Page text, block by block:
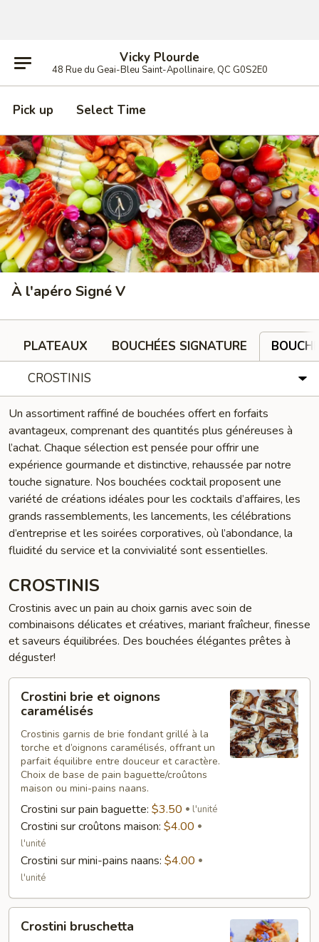
Vicky Plourde
48 Rue du Geai-Bleu Saint-Apollinaire, QC G0S2E0
Pick up Select Time
À l'apéro Signé V
PLATEAUX BOUCHÉES SIGNATURE
CROSTINIS
Un assortiment raffiné de bouchées offert en forfaits
avantageux, comprenant des quantités plus généreuses à
l’achat. Chaque sélection est pensée pour offrir une
expérience gourmande et distinctive, rehaussée par notre
touche signature. Nos bouchées cocktail proposent une
variété de créations idéales pour les cocktails d’affaires, les
grands rassemblements, les lancements, les célébrations
d’entreprise et les soirées corporatives, où l’abondance, la
fluidité du service et la convivialité sont essentielles.
CROSTINIS
Crostinis avec un pain au choix garnis avec soin de
combinaisons délicates et créatives, mariant fraîcheur, finesse
et saveurs équilibrées. Des bouchées élégantes prêtes à
déguster!
brie
oignons
caramélisés
Crostini brie et oignons
caramélisés
Crostinis garnis de brie fondant grillé à la
torche et d’oignons caramélisés, offrant un
parfait équilibre entre douceur et caractère.
Choix de base de pain baguette/croûtons
maison ou mini-pains naans.
Crostini sur pain baguette: $3.50 l'unité
Crostini sur croûtons maison: $4.00
l'unité
Crostini sur mini-pains naans: $4.00
l'unité
bruschetta
Crostini bruschetta